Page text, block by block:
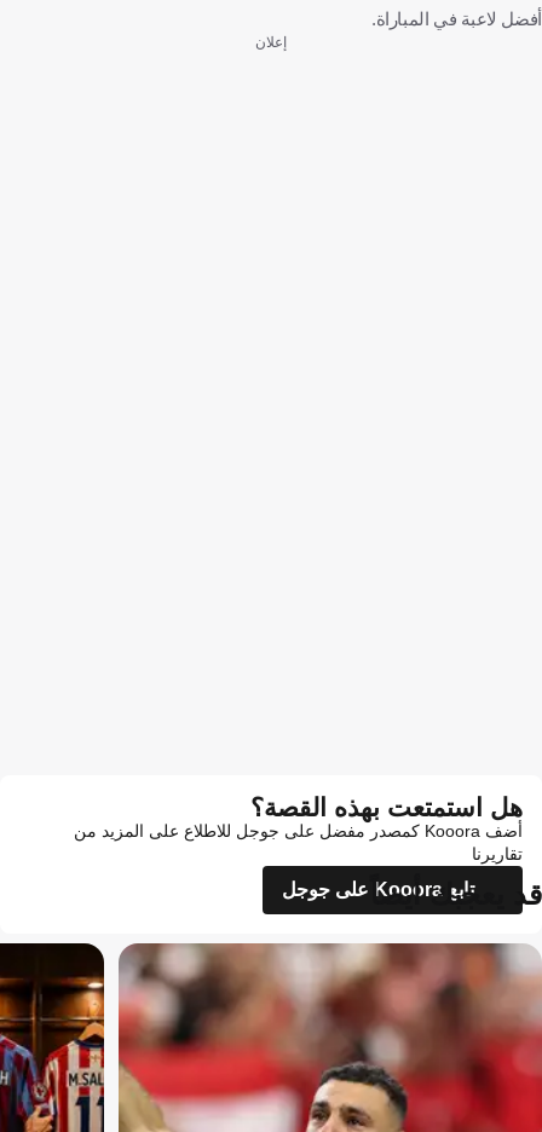
أفضل لاعبة في المباراة.
إعلان
هل استمتعت بهذه القصة؟
أضف Kooora كمصدر مفضل على جوجل للاطلاع على المزيد من
تقاريرنا
تابع Kooora على جوجل
قد يعجبك أيضاً